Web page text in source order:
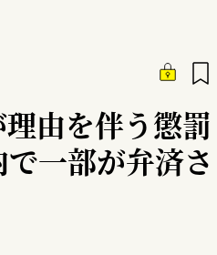
由を伴う懲罰
一部が弁済さ